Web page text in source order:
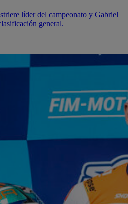
líder del campeonato y Gabriel
general.